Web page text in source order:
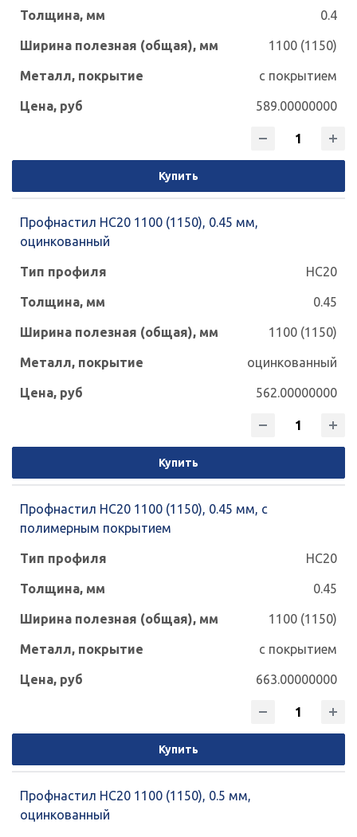
0.4
1100 (1150)
с покрытием
589.00000000
Купить
Профнастил НС20 1100 (1150), 0.45 мм,
оцинкованный
НС20
0.45
1100 (1150)
оцинкованный
562.00000000
Купить
Профнастил НС20 1100 (1150), 0.45 мм, с
полимерным покрытием
НС20
0.45
1100 (1150)
с покрытием
663.00000000
Купить
Профнастил НС20 1100 (1150), 0.5 мм,
оцинкованный